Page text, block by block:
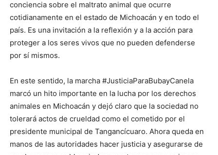
conciencia sobre el maltrato animal que ocurre
cotidianamente en el estado de Michoacán y en todo el
país. Es una invitación a la reflexión y a la acción para
proteger a los seres vivos que no pueden defenderse
por sí mismos.
En este sentido, la marcha #JusticiaParaBubayCanela
marcó un hito importante en la lucha por los derechos
animales en Michoacán y dejó claro que la sociedad no
tolerará actos de crueldad como el cometido por el
presidente municipal de Tangancícuaro. Ahora queda en
manos de las autoridades hacer justicia y asegurarse de